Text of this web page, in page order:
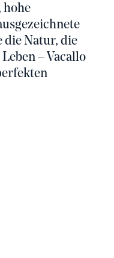
die Natur, die
– Vacallo